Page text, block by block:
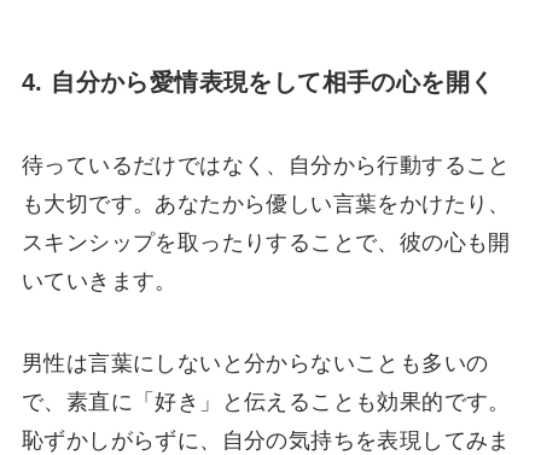
4. 自分から愛情表現をして相手の心を開く
待っているだけではなく、自分から行動すること
も大切です。あなたから優しい言葉をかけたり、
スキンシップを取ったりすることで、彼の心も開
いていきます。
男性は言葉にしないと分からないことも多いの
で、素直に「好き」と伝えることも効果的です。
恥ずかしがらずに、自分の気持ちを表現してみま